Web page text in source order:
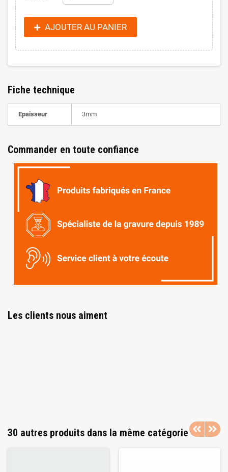
AJOUTER AU PANIER
Fiche technique
Epaisseur 3mm
Commander en toute confiance
Les clients nous aiment
30 autres produits dans la même catégorie